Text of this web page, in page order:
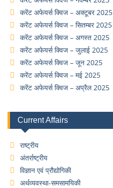
करेंट अफेयर्स क्विज – अक्टूबर 2025
करेंट अफेयर्स क्विज – सितम्बर 2025
करेंट अफेयर्स क्विज – अगस्त 2025
करेंट अफेयर्स क्विज – जुलाई 2025
करेंट अफेयर्स क्विज – जून 2025
करेंट अफेयर्स क्विज – मई 2025
करेंट अफेयर्स क्विज – अप्रैल 2025
Current Affairs
राष्ट्रीय
अंतर्राष्ट्रीय
विज्ञान एवं प्रौद्योगिकी
अर्थव्यवस्था-समसामयिकी